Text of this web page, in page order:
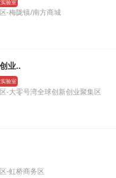
验室
-梅陇镇/南方商城
业..
验室
-大零号湾全球创新创业聚集区
-虹桥商务区